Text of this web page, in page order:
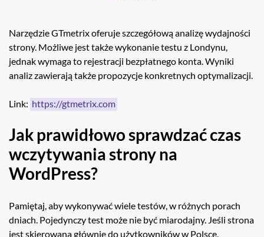
Narzędzie GTmetrix oferuje szczegółową analizę wydajności
strony. Możliwe jest także wykonanie testu z Londynu,
jednak wymaga to rejestracji bezpłatnego konta. Wyniki
analiz zawierają także propozycje konkretnych optymalizacji.
Link: https://gtmetrix.com
Jak prawidłowo sprawdzać czas
wczytywania strony na
WordPress?
Pamiętaj, aby wykonywać wiele testów, w różnych porach
dniach. Pojedynczy test może nie być miarodajny. Jeśli strona
jest skierowana głównie do użytkowników w Polsce,